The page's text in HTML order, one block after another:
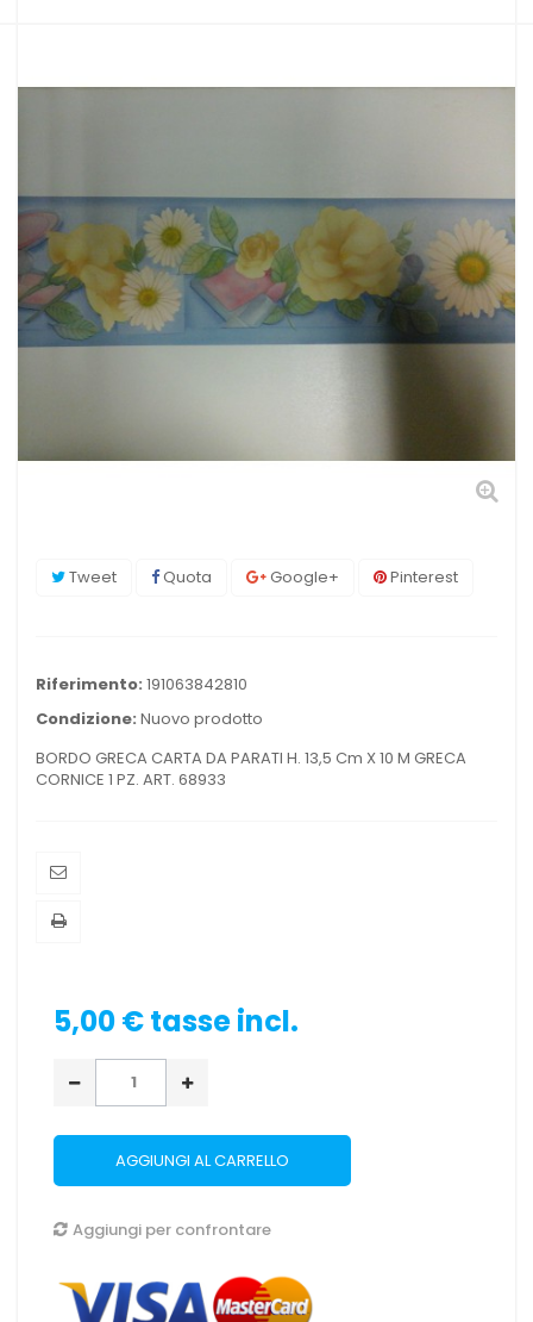
Tweet Quota Google+ Pinterest
Riferimento: 191063842810
Condizione: Nuovo prodotto
BORDO GRECA CARTA DA PARATI H. 13,5 Cm X 10 M GRECA
CORNICE 1 PZ. ART. 68933
5,00 €tasse incl.
AGGIUNGI AL CARRELLO
Aggiungi per confrontare